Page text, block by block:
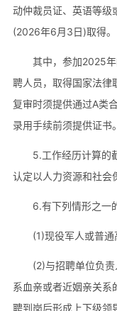
动仲裁员证、英语等级
(2026年6月3日)取得。
其中，参加2025
聘人员，取得国家法律
复审时须提供通过A类
录用手续前须提供证书。
5.工作经历计算的
认定以人力资源和社会
6.有下列情形之一
(1)现役军人或普通
(2)与招聘单位负
系血亲或者近姻亲关系
聘到岗后形成上下级领